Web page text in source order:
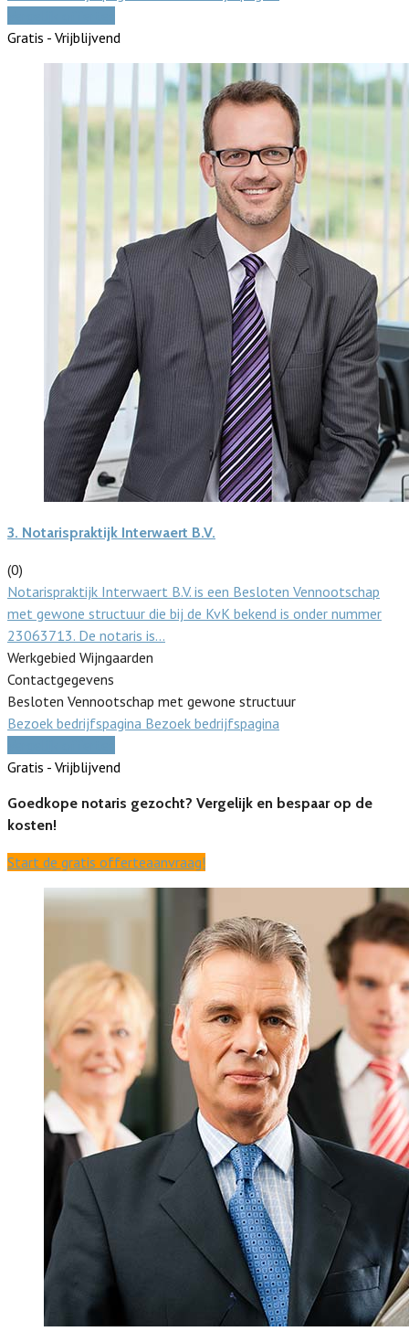
Gratis - Vrijblijvend
3. Notarispraktijk Interwaert B.V.
(0)
Notarispraktijk Interwaert B.V. is een Besloten Vennootschap
met gewone structuur die bij de KvK bekend is onder nummer
23063713. De notaris is…
Werkgebied Wijngaarden
Contactgegevens
Besloten Vennootschap met gewone structuur
Bezoek bedrijfspagina Bezoek bedrijfspagina
Gratis - Vrijblijvend
Goedkope notaris gezocht? Vergelijk en bespaar op de
kosten!
Start de gratis offerteaanvraag!